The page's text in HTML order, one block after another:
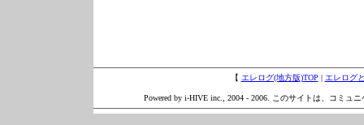
【 エレログ(地方版)TOP | エレログ
Powered by i-HIVE inc., 2004 - 2006. このサイトは、コミュ